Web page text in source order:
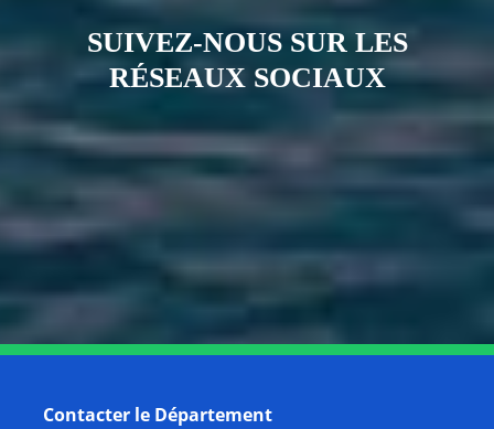
SUIVEZ-NOUS SUR LES
RÉSEAUX SOCIAUX
Notre page Instagram
Notre page Facebook
Notre page XNotre page Tiktok
Notre page
Contacter le Département